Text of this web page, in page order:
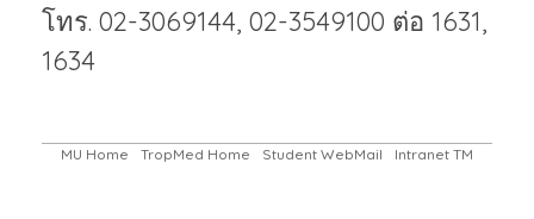
โทร. 02-3069144, 02-3549100 ต่อ 1631,
1634
MU Home TropMed Home Student WebMail Intranet TM